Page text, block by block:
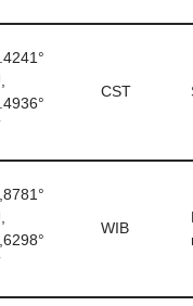
CST
WIB